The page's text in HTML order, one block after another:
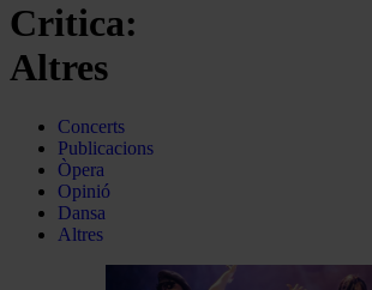
Critica:
Altres
Concerts
Publicacions
Òpera
Opinió
Dansa
Altres